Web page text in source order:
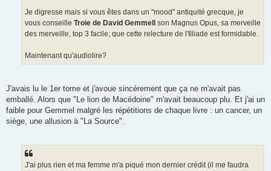
Je digresse mais si vous êtes dans un "mood" antiquité grecque, je
vous conseille Troie de David Gemmell son Magnus Opus, sa merveille
des merveille, top 3 facile; que cette relecture de l'Illiade est formidable.
Maintenant qu'audiolire?
J'avais lu le 1er tome et j'avoue sincèrement que ça ne m'avait pas
emballé. Alors que "Le lion de Macédoine" m'avait beaucoup plu. Et j'ai un
faible pour Gemmel malgré les répétitions de chaque livre : un cancer, un
siège, une allusion à "La Source".
J'ai plus rien et ma femme m'a piqué mon dernier crédit (il me faudra